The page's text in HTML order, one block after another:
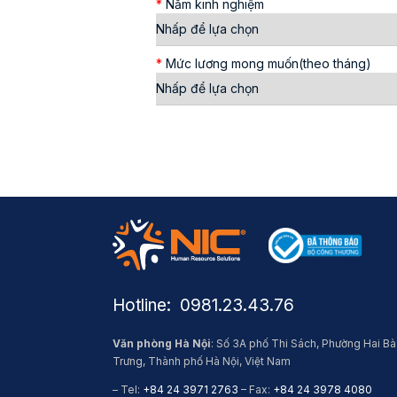
* Năm kinh nghiệm
* Mức lương mong muốn(theo tháng)
Hotline: ​ 0981.23.43.76
Văn phòng Hà Nội: Số 3A phố Thi Sách, Phường Hai Bà
Trưng, Thành phố Hà Nội, Việt Nam
– Tel: +84 24 3971 2763 – Fax: +84 24 3978 4080